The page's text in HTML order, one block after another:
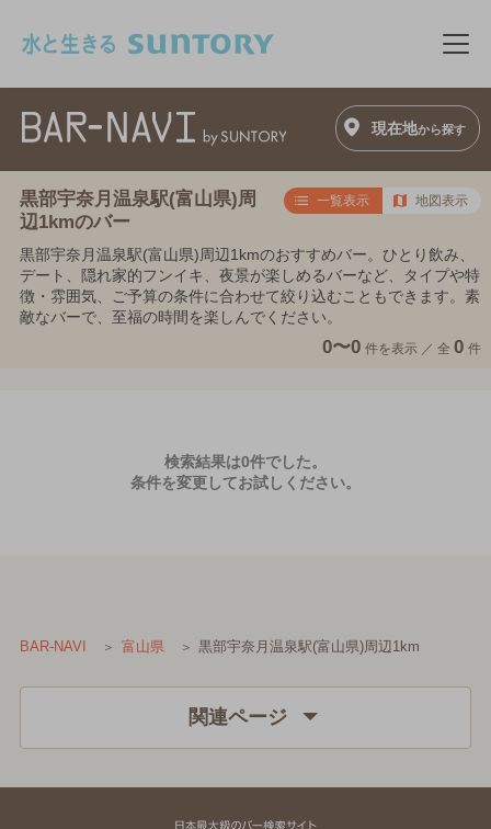
メ
現在地から探す
黒部宇奈月温泉駅(富山県)周
辺1kmのバー
一覧表示 地図表示
黒部宇奈月温泉駅(富山県)周辺1kmのおすすめバー。ひとり飲み、
デート、隠れ家的フンイキ、夜景が楽しめるバーなど、タイプや特
徴・雰囲気、ご予算の条件に合わせて絞り込むこともできます。素
敵なバーで、至福の時間を楽しんでください。
0〜0 件を表示 ／ 全 0 件
検索結果は0件でした。
条件を変更してお試しください。
BAR-NAVI 富山県 黒部宇奈月温泉駅(富山県)周辺1km
関連ページ